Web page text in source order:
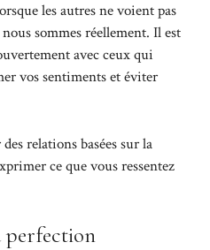
les autres ne voient pas
sommes réellement. Il est
avec ceux qui
vos sentiments et éviter
relations basées sur la
ce que vous ressentez
perfection